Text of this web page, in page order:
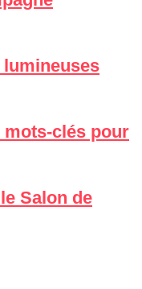
clés pour
Salon de